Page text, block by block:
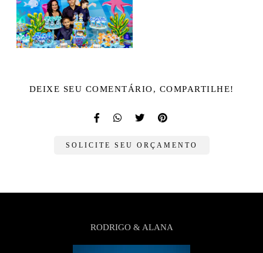
DEIXE SEU COMENTÁRIO, COMPARTILHE!
SOLICITE SEU ORÇAMENTO
RODRIGO & ALANA